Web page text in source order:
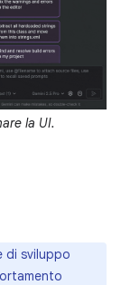
la UI.
di sviluppo